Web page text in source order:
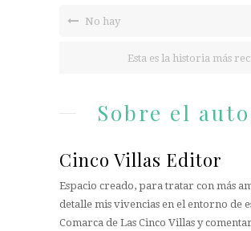
No hay
Esta es la historia más
Sobre el
Cinco Villas Editor
Espacio creado, para tratar con más
detalle mis vivencias en el entorno de
Comarca de Las Cinco Villas y